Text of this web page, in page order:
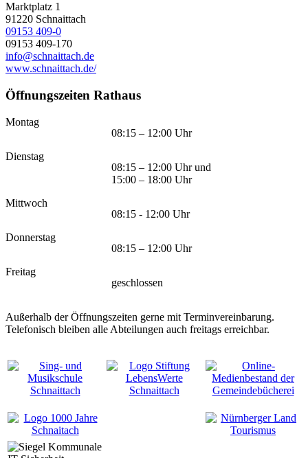
Marktplatz 1
91220 Schnaittach
09153 409-0
09153 409-170
info@schnaittach.de
www.schnaittach.de/
Öffnungszeiten Rathaus
Montag
08:15 – 12:00 Uhr
Dienstag
08:15 – 12:00 Uhr und
15:00 – 18:00 Uhr
Mittwoch
08:15 - 12:00 Uhr
Donnerstag
08:15 – 12:00 Uhr
Freitag
geschlossen
Außerhalb der Öffnungszeiten gerne mit Terminvereinbarung.
Telefonisch bleiben alle Abteilungen auch freitags erreichbar.